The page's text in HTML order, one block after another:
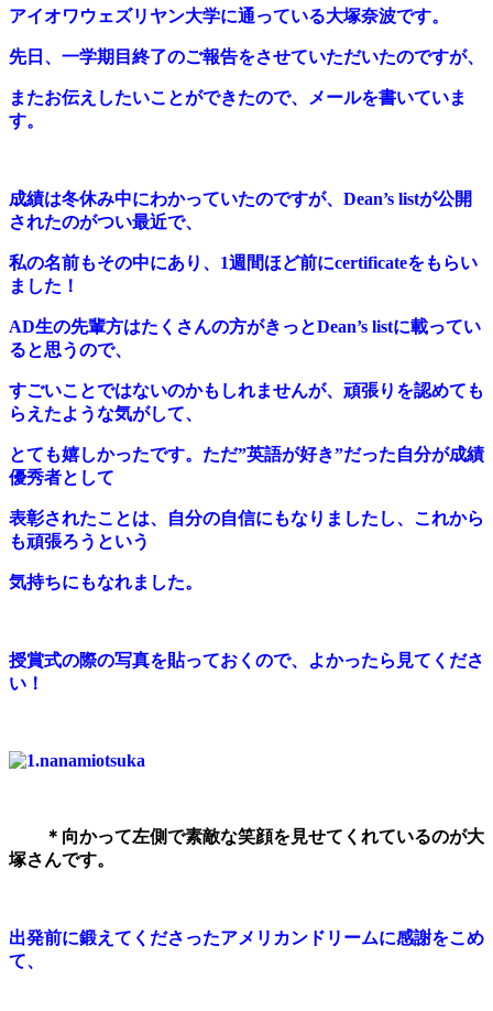
アイオワウェズリヤン大学に通っている大塚奈波です。
先日、一学期目終了のご報告をさせていただいたのですが、
またお伝えしたいことができたので、メールを書いていま
す。
成績は冬休み中にわかっていたのですが、Dean’s listが公開
されたのがつい最近で、
私の名前もその中にあり、1週間ほど前にcertificateをもらい
ました！
AD生の先輩方はたくさんの方がきっとDean’s listに載ってい
ると思うので、
すごいことではないのかもしれませんが、頑張りを認めても
らえたような気がして、
とても嬉しかったです。ただ”英語が好き”だった自分が成績
優秀者として
表彰されたことは、
自分の自信にもなりましたし、これから
も頑張ろうという
気持ちにもなれました。
授賞式の際の写真を貼っておくので、よかったら見てくださ
い！
＊向かって左側で素敵な笑顔を見せてくれているのが大
塚さんです。
出発前に鍛えてくださったアメリカンドリームに感謝をこめ
て、